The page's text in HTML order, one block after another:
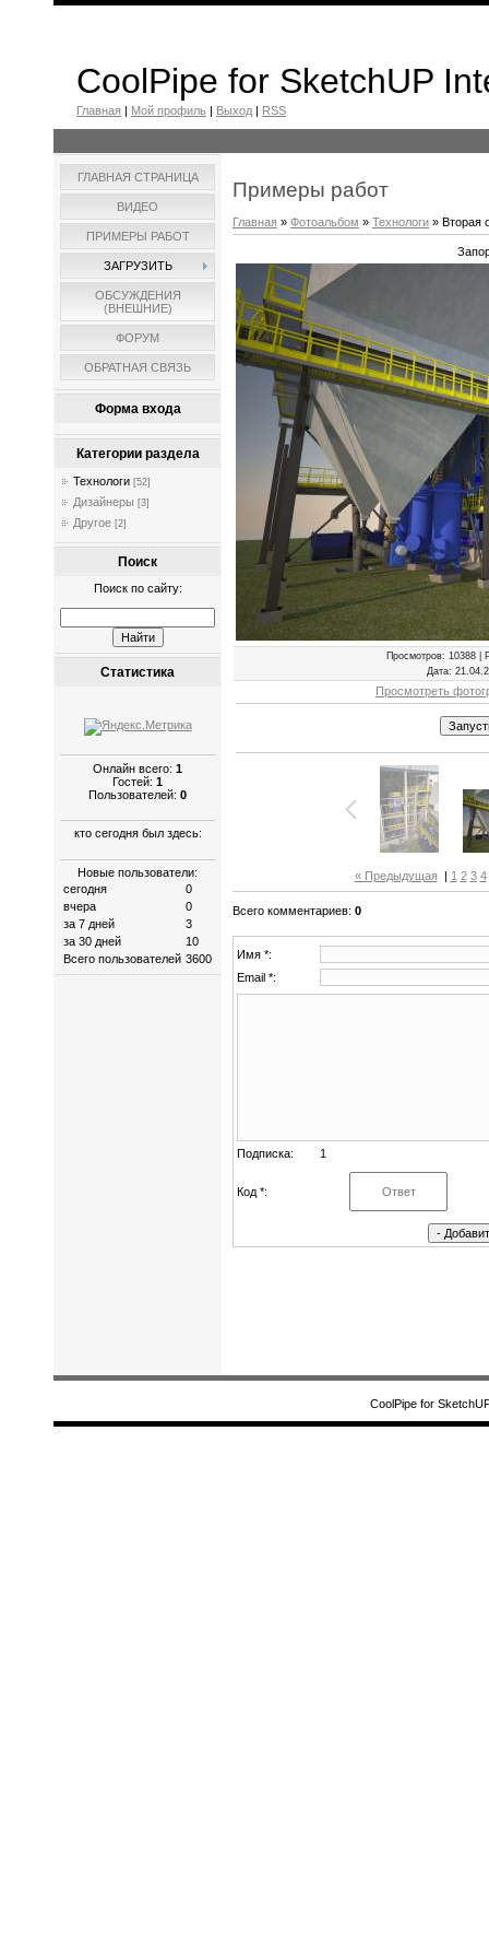
CoolPipe for SketchUP
Главная | Мой профиль | Выход | RSS
ГЛАВНАЯ СТРАНИЦА
ВИДЕО
ПРИМЕРЫ РАБОТ
ЗАГРУЗИТЬ
ОБСУЖДЕНИЯ
(ВНЕШНИЕ)
ФОРУМ
ОБРАТНАЯ СВЯЗЬ
Форма входа
Категории раздела
Технологи [52]
Дизайнеры [3]
Другое [2]
Поиск
Поиск по сайту:
Статистика
Онлайн всего: 1
Гостей: 1
Пользователей: 0
кто сегодня был здесь:
Новые пользователи:
сегодня
0
вчера
0
за 7 дней
3
за 30 дней
10
Всего пользователей 3600
Примеры работ
Главная » Фотоальбом » Технологи » Вторая
Просмотров: 10388 |
Дата:
Просмотреть
« Предыдущая | 1 2 3 4
Всего комментариев: 0
Имя *:
Email *:
Подписка: 1
Код *:
CoolPipe for